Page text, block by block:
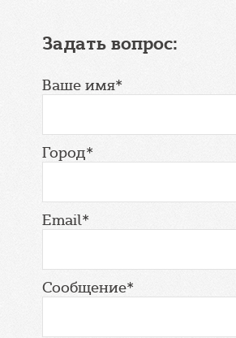
Задать вопрос:
Ваше имя*
Город*
Email*
Сообщение*